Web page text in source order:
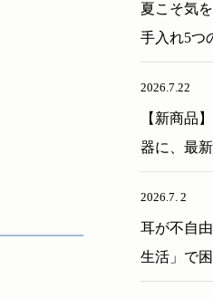
夏こそ気
手入れ5つ
2026.7.22
【新商品
器に、最
2026.7. 2
耳が不自
生活」で